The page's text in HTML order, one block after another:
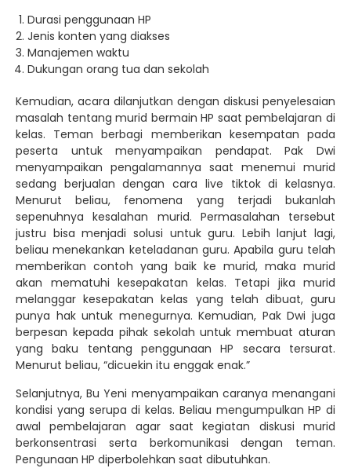
Durasi penggunaan HP
Jenis konten yang diakses
Manajemen waktu
Dukungan orang tua dan sekolah
Kemudian, acara dilanjutkan dengan diskusi penyelesaian
masalah tentang murid bermain HP saat pembelajaran di
kelas. Teman berbagi memberikan kesempatan pada
peserta untuk menyampaikan pendapat. Pak Dwi
menyampaikan pengalamannya saat menemui murid
sedang berjualan dengan cara live tiktok di kelasnya.
Menurut beliau, fenomena yang terjadi bukanlah
sepenuhnya kesalahan murid. Permasalahan tersebut
justru bisa menjadi solusi untuk guru. Lebih lanjut lagi,
beliau menekankan keteladanan guru. Apabila guru telah
memberikan contoh yang baik ke murid, maka murid
akan mematuhi kesepakatan kelas. Tetapi jika murid
melanggar kesepakatan kelas yang telah dibuat, guru
punya hak untuk menegurnya. Kemudian, Pak Dwi juga
berpesan kepada pihak sekolah untuk membuat aturan
yang baku tentang penggunaan HP secara tersurat.
Menurut beliau, “dicuekin itu enggak enak.”
Selanjutnya, Bu Yeni menyampaikan caranya menangani
kondisi yang serupa di kelas. Beliau mengumpulkan HP di
awal pembelajaran agar saat kegiatan diskusi murid
berkonsentrasi serta berkomunikasi dengan teman.
Pengunaan HP diperbolehkan saat dibutuhkan.